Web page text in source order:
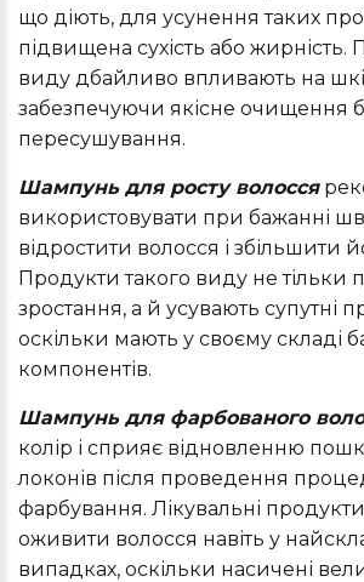
що діють, для усунення таких
підвищена сухість або жирність.
виду дбайливо впливають на
забезпечуючи якісне очищення
пересушування.
Шампунь для росту волосся
використовувати при бажанні
відростити волосся і збільшити
Продукти такого виду не тільки
зростання, а й усувають супутні
оскільки мають у своєму складі
компонентів.
Шампунь для фарбованого
колір і сприяє відновленню
локонів після проведення
фарбування. Лікувальні
оживити волосся навіть у
випадках, оскільки насичені